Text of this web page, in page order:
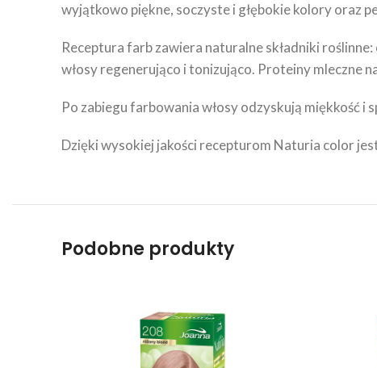
wyjątkowo piękne, soczyste i głębokie kolory oraz
Receptura farb zawiera naturalne składniki
włosy regenerująco i tonizująco. Proteiny mleczne
Po zabiegu farbowania włosy odzyskują miękkość i
Dzięki wysokiej jakości recepturom Naturia color
Podobne produkty